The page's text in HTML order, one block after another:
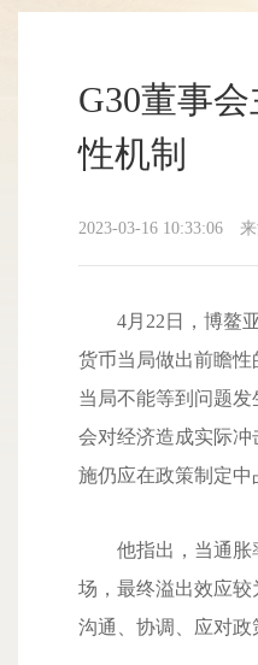
G30董事
性机制
2023-03-16 10:33:06
4月22日，博鳌
货币当局做出前瞻
当局不能等到问题
会对经济造成实际
施仍应在政策制定中
他指出，当通
场，最终溢出效应
沟通、协调、应对政